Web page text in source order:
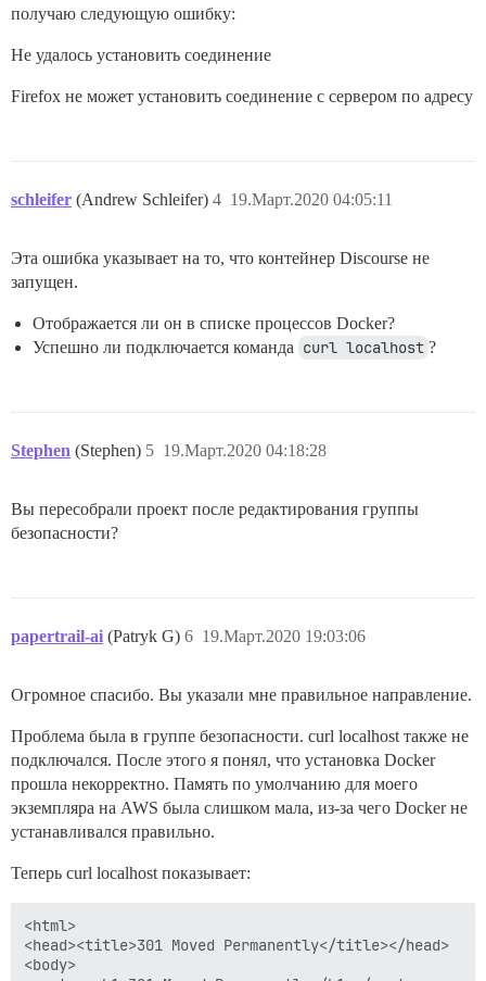
получаю следующую ошибку:
Не удалось установить соединение
Firefox не может установить соединение с сервером по адресу
schleifer (Andrew Schleifer) 19.Март.2020 04:05:11
4
Эта ошибка указывает на то, что контейнер Discourse не
запущен.
Отображается ли он в списке процессов Docker?
Успешно ли подключается команда curl localhost ?
Stephen (Stephen) 19.Март.2020 04:18:28
5
Вы пересобрали проект после редактирования группы
безопасности?
papertrail-ai (Patryk G) 19.Март.2020 19:03:06
6
Огромное спасибо. Вы указали мне правильное направление.
Проблема была в группе безопасности. curl localhost также не
подключался. После этого я понял, что установка Docker
прошла некорректно. Память по умолчанию для моего
экземпляра на AWS была слишком мала, из-за чего Docker не
устанавливался правильно.
Теперь curl localhost показывает:
<html>
<head><title>301 Moved Permanently</title></head>
<body>